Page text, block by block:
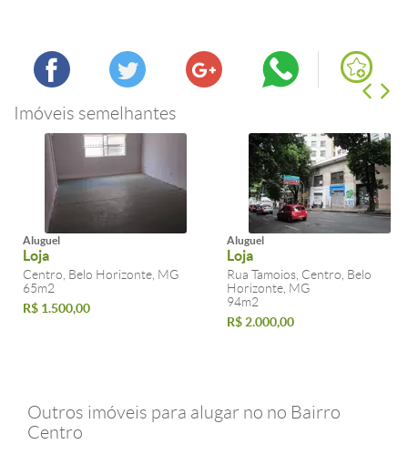
Imóveis semelhantes
Aluguel
Loja
Centro, Belo Horizonte, MG
65m2
R$ 1.500,00
Aluguel
Loja
Rua Tamoios, Centro, Belo
Horizonte, MG
94m2
R$ 2.000,00
Outros imóveis para alugar no no Bairro
Centro